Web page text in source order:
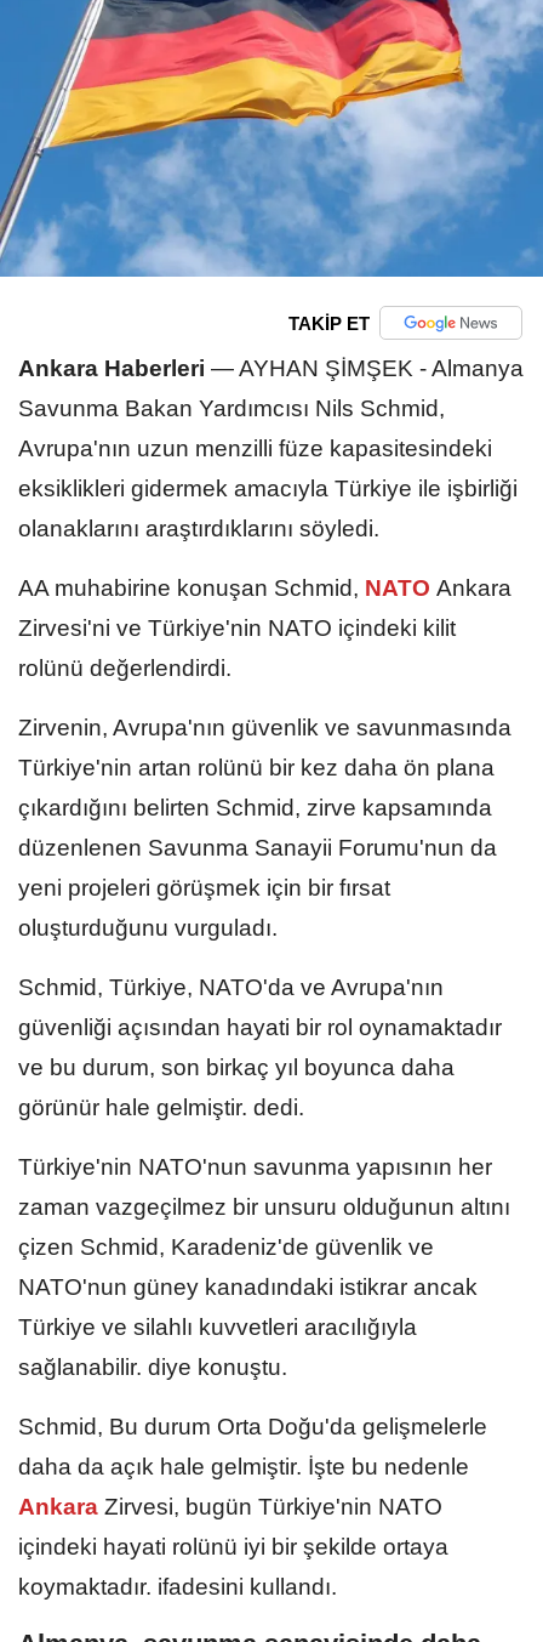
TAKİP ET
Ankara Haberleri —AYHAN ŞİMŞEK - Almanya
Savunma Bakan Yardımcısı Nils Schmid,
Avrupa'nın uzun menzilli füze kapasitesindeki
eksiklikleri gidermek amacıyla Türkiye ile işbirliği
olanaklarını araştırdıklarını söyledi.
AA muhabirine konuşan Schmid, NATO Ankara
Zirvesi'ni ve Türkiye'nin NATO içindeki kilit
rolünü değerlendirdi.
Zirvenin, Avrupa'nın güvenlik ve savunmasında
Türkiye'nin artan rolünü bir kez daha ön plana
çıkardığını belirten Schmid, zirve kapsamında
düzenlenen Savunma Sanayii Forumu'nun da
yeni projeleri görüşmek için bir fırsat
oluşturduğunu vurguladı.
Schmid, Türkiye, NATO'da ve Avrupa'nın
güvenliği açısından hayati bir rol oynamaktadır
ve bu durum, son birkaç yıl boyunca daha
görünür hale gelmiştir. dedi.
Türkiye'nin NATO'nun savunma yapısının her
zaman vazgeçilmez bir unsuru olduğunun altını
çizen Schmid, Karadeniz'de güvenlik ve
NATO'nun güney kanadındaki istikrar ancak
Türkiye ve silahlı kuvvetleri aracılığıyla
sağlanabilir. diye konuştu.
Schmid, Bu durum Orta Doğu'da gelişmelerle
daha da açık hale gelmiştir. İşte bu nedenle
Ankara Zirvesi, bugün Türkiye'nin NATO
içindeki hayati rolünü iyi bir şekilde ortaya
koymaktadır. ifadesini kullandı.